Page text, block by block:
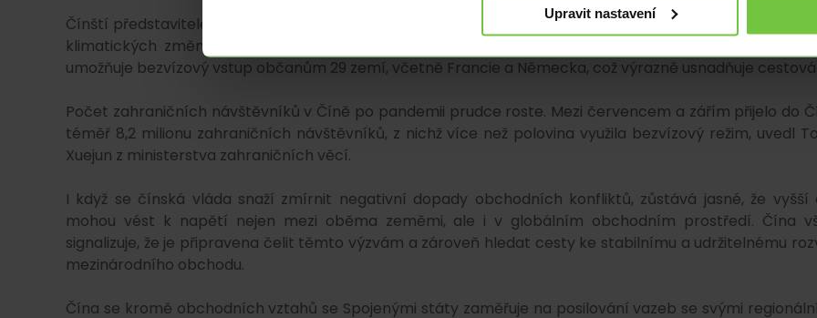
Upravit nastavení
Čínští představitelé během páteční konference také představili opatření na podporu obchodu a na
klimatických změn. Patří mezi ně například zjednodušení celních a vízových požadavků. Aktuálně
umožňuje bezvízový vstup občanům 29 zemí, včetně Francie a Německa, což výrazně usnadňuje
Počet zahraničních návštěvníků v Číně po pandemii prudce roste. Mezi červencem a zářím přijelo do
téměř 8,2 milionu zahraničních návštěvníků, z nichž více než polovina využila bezvízový režim, uvedl
Xuejun z ministerstva zahraničních věcí.
I když se čínská vláda snaží zmírnit negativní dopady obchodních konfliktů, zůstává jasné, že vyšší
mohou vést k napětí nejen mezi oběma zeměmi, ale i v globálním obchodním prostředí. Čína
signalizuje, že je připravena čelit těmto výzvám a zároveň hledat cesty ke stabilnímu a udržitelnému
mezinárodního obchodu.
Čína se kromě obchodních vztahů se Spojenými státy zaměřuje na posilování vazeb se svými